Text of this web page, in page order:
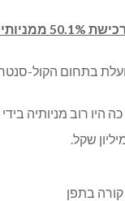
15 מיליון שקל.